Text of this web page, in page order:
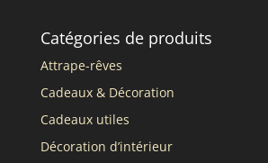
Catégories de produits
Attrape-rêves
Cadeaux & Décoration
Cadeaux utiles
Décoration d’intérieur